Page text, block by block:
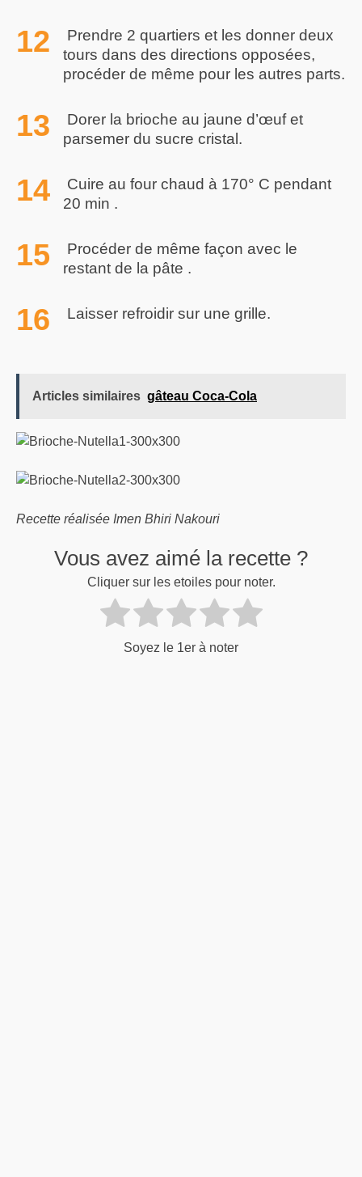
Prendre 2 quartiers et les donner deux
tours dans des directions opposées,
procéder de même pour les autres parts.
Dorer la brioche au jaune d’œuf et
parsemer du sucre cristal.
Cuire au four chaud à 170° C pendant
20 min .
Procéder de même façon avec le
restant de la pâte .
Laisser refroidir sur une grille.
Articles similaires gâteau Coca-Cola
Recette réalisée Imen Bhiri Nakouri
Vous avez aimé la recette ?
Cliquer sur les etoiles pour noter.
Soyez le 1er à noter